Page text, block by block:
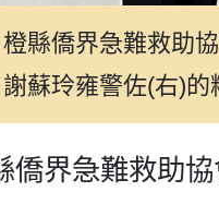
橙縣僑界急難救助
謝蘇玲雍警佐(右)
僑界急難救助